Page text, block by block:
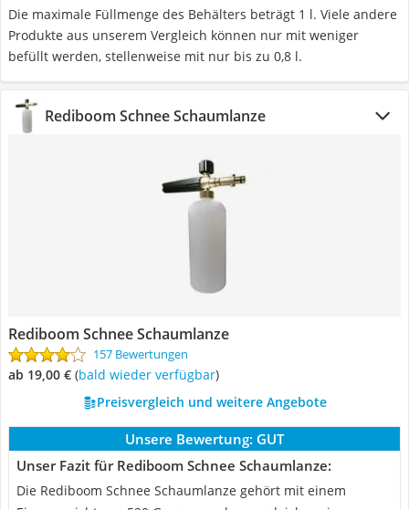
Die maximale Füllmenge des Behälters beträgt 1 l. Viele andere
Produkte aus unserem Vergleich können nur mit weniger
befüllt werden, stellenweise mit nur bis zu 0,8 l.
Rediboom Schnee Schaumlanze
Rediboom Schnee Schaumlanze
157 Bewertungen
ab 19,00 € ( Bald wieder verfügbar)
Preisvergleich und weitere Angebote
Unsere Bewertung: GUT
Unser Fazit für Rediboom Schnee Schaumlanze:
Die Rediboom Schnee Schaumlanze gehört mit einem